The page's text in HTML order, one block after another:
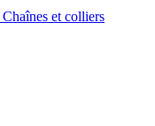
Chaînes et colliers